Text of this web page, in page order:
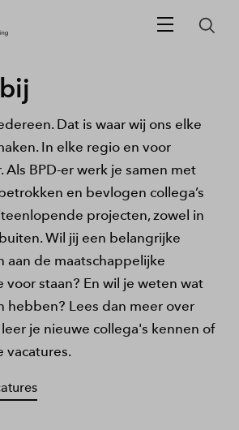
Dat is waar wij ons elke
In elke regio en voor
Als BPD-er werk je samen met
en bevlogen collega’s
projecten, zowel in
Wil jij een belangrijke
aan de maatschappelijke
voor staan? En wil je weten wat
hebben? Lees dan meer over
je nieuwe collega's kennen of
vacatures.